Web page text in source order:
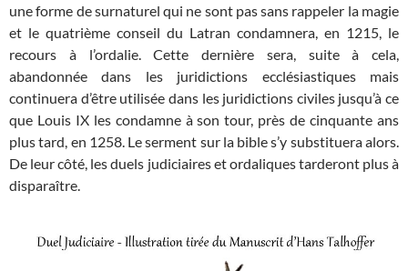
une forme de surnaturel qui ne sont pas sans rappeler la magie
et le quatrième conseil du Latran condamnera, en 1215, le
recours à l’ordalie. Cette dernière sera, suite à cela,
abandonnée dans les juridictions ecclésiastiques mais
continuera d’être utilisée dans les juridictions civiles jusqu’à ce
que Louis IX les condamne à son tour, près de cinquante ans
plus tard, en 1258. Le serment sur la bible s’y substituera alors.
De leur côté, les duels judiciaires et ordaliques tarderont plus à
disparaître.